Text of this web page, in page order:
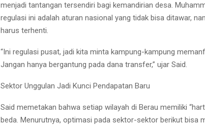
menjadi tantangan tersendiri bagi kemandirian desa.
regulasi ini adalah aturan nasional yang tidak bisa ditawar,
harus terhenti.
“Ini regulasi pusat, jadi kita minta kampung-kampung
Jangan hanya bergantung pada dana transfer,” ujar Said.
Sektor Unggulan Jadi Kunci Pendapatan Baru
Said memetakan bahwa setiap wilayah di Berau memiliki
beda. Menurutnya, optimasi pada sektor-sektor berikut bisa